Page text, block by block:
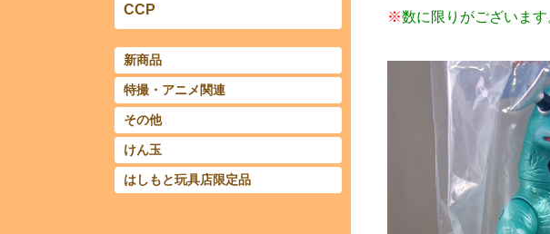
※数に限りがございま
CCP
新商品
特撮・アニメ関連
その他
けん玉
はしもと玩具店限定品